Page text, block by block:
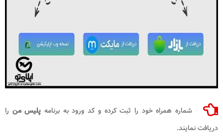
شماره همراه خود را ثبت کرده و کد ورود به برنامهپلیس من را
دریافت نمایند.